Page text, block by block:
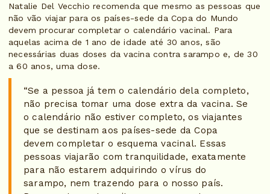
Natalie Del Vecchio recomenda que mesmo as pessoas que
não vão viajar para os países-sede da Copa do Mundo
devem procurar completar o calendário vacinal. Para
aquelas acima de 1 ano de idade até 30 anos, são
necessárias duas doses da vacina contra sarampo e, de 30
a 60 anos, uma dose.
“Se a pessoa já tem o calendário dela completo,
não precisa tomar uma dose extra da vacina. Se
o calendário não estiver completo, os viajantes
que se destinam aos países-sede da Copa
devem completar o esquema vacinal. Essas
pessoas viajarão com tranquilidade, exatamente
para não estarem adquirindo o vírus do
sarampo, nem trazendo para o nosso país.